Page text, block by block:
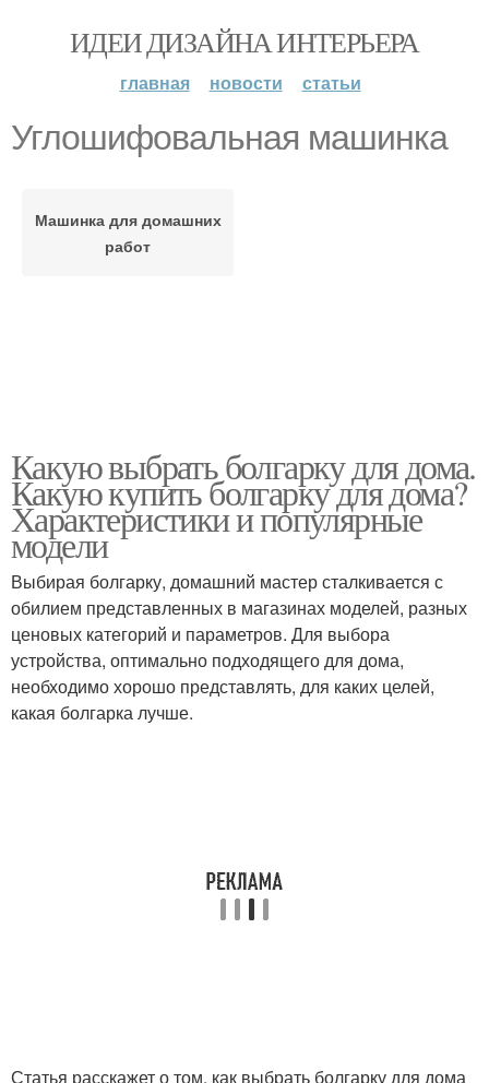
ИДЕИ ДИЗАЙНА ИНТЕРЬЕРА
главная новости статьи
Углошифовальная машинка
Машинка для домашних
работ
Какую выбрать болгарку для дома.
Какую купить болгарку для дома?
Характеристики и популярные
модели
Выбирая болгарку, домашний мастер сталкивается с
обилием представленных в магазинах моделей, разных
ценовых категорий и параметров. Для выбора
устройства, оптимально подходящего для дома,
необходимо хорошо представлять, для каких целей,
какая болгарка лучше.
Статья расскажет о том, как выбрать болгарку для дома